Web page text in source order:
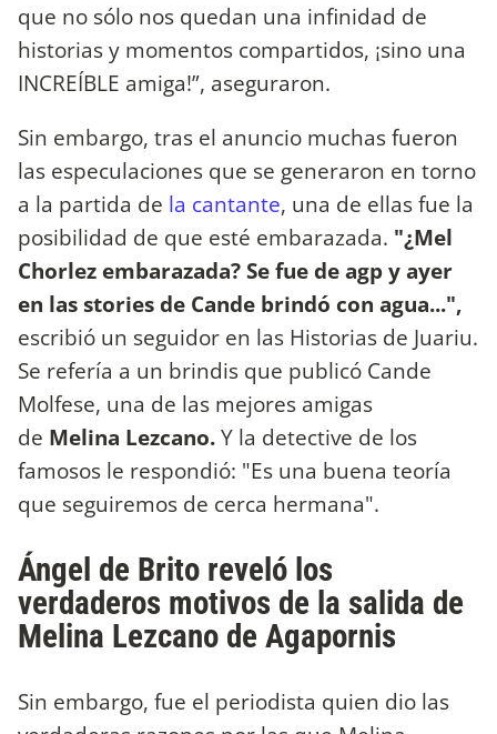
que no sólo nos quedan una infinidad de
historias y momentos compartidos, ¡sino una
INCREÍBLE amiga!”, aseguraron.
Sin embargo, tras el anuncio muchas fueron
las especulaciones que se generaron en torno
a la partida de la cantante, una de ellas fue la
posibilidad de que esté embarazada. "¿Mel
Chorlez embarazada? Se fue de agp y ayer
en las stories de Cande brindó con agua...",
escribió un seguidor en las Historias de Juariu.
Se refería a un brindis que publicó Cande
Molfese, una de las mejores amigas
de Melina Lezcano.Y la detective de los
famosos le respondió: "Es una buena teoría
que seguiremos de cerca hermana".
Ángel de Brito reveló los
verdaderos motivos de la salida de
Melina Lezcano de Agapornis
Sin embargo, fue el periodista quien dio las